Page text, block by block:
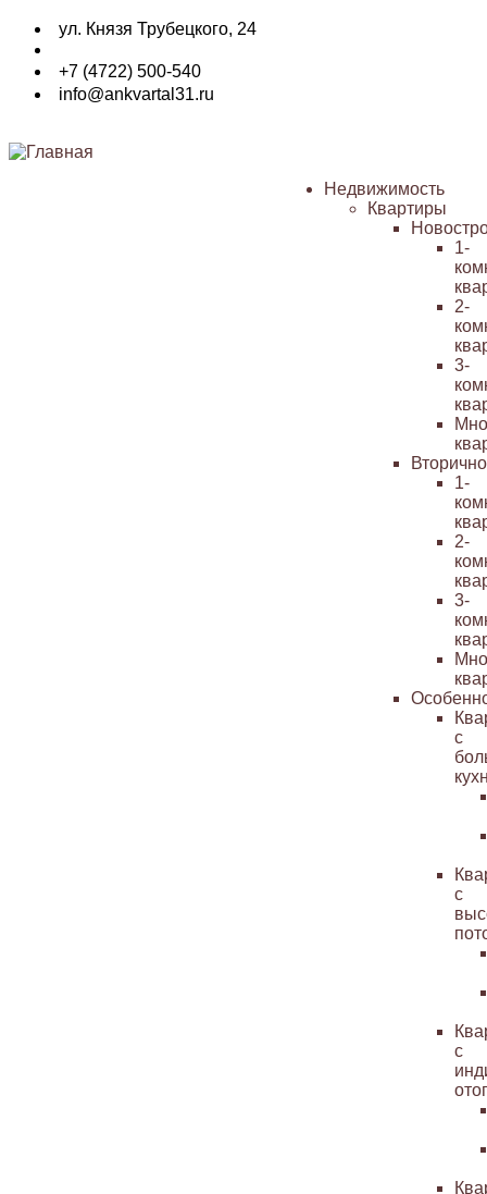
Перейти
основному
содержанию
ул. Князя Трубецкого, 24
+7 (4722) 500-540
info@ankvartal31.ru
Основная
Недвижимость
Квартиры
1-
2-
3-
1-
2-
3-
с
с
с